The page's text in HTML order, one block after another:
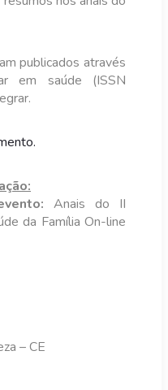
publicados através
em saúde (ISSN
Anais do II
da Família On-line
– CE